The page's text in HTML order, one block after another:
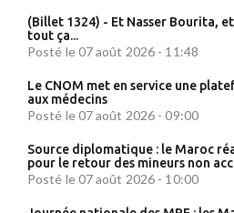
(Billet 1324) - Et Nasser Bourita,
tout ça...
Posté le 07 août 2026 - 11:48
Le CNOM met en service une
aux médecins
Posté le 07 août 2026 - 09:00
Source diplomatique : le Maroc
pour le retour des mineurs non
Posté le 07 août 2026 - 10:00